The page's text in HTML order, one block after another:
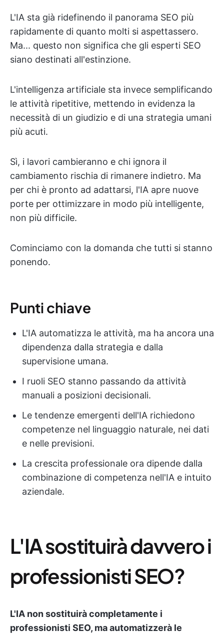
L'IA sta già ridefinendo il panorama SEO più
rapidamente di quanto molti si aspettassero.
Ma... questo non significa che gli esperti SEO
siano destinati all'estinzione.
L'intelligenza artificiale sta invece semplificando
le attività ripetitive, mettendo in evidenza la
necessità di un giudizio e di una strategia umani
più acuti.
Sì, i lavori cambieranno e chi ignora il
cambiamento rischia di rimanere indietro. Ma
per chi è pronto ad adattarsi, l'IA apre nuove
porte per ottimizzare in modo più intelligente,
non più difficile.
Cominciamo con la domanda che tutti si stanno
ponendo.
Punti chiave
L'IA automatizza le attività, ma ha ancora una
dipendenza dalla strategia e dalla
supervisione umana.
I ruoli SEO stanno passando da attività
manuali a posizioni decisionali.
Le tendenze emergenti dell'IA richiedono
competenze nel linguaggio naturale, nei dati
e nelle previsioni.
La crescita professionale ora dipende dalla
combinazione di competenza nell'IA e intuito
aziendale.
L'IA sostituirà davvero i
professionisti SEO?
L'IA non sostituirà completamente i
professionisti SEO, ma automatizzerà le